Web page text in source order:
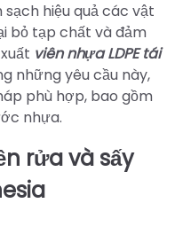
hiệu quả các vật
bỏ tạp chất và đảm
viên nhựa LDPE tái
những yêu cầu này,
phù hợp, bao gồm
nhựa.
rửa và sấy